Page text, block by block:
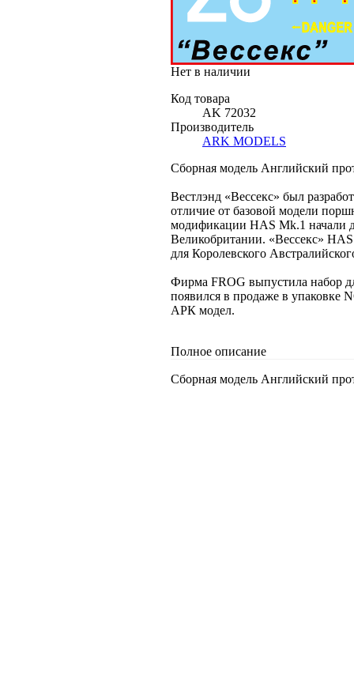
Нет в наличии
Код товара
AK 72032
Производитель
ARK MODELS
Сборная модель Английский
Вестлэнд «Вессекс» был
отличие от базовой модели
модификации HAS Mk.1 начали
Великобритании. «Вессекс»
для Королевского
Фирма FROG выпустила набор
появился в продаже в упаковке
АРК модел.
Полное описание
Сборная модель Английский